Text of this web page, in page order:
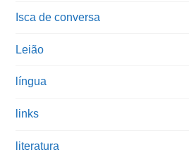
Isca de conversa
Leião
língua
links
literatura